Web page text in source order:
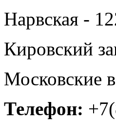
Нарвская -
Кировский
Московские
Телефон: